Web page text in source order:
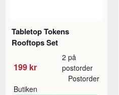
Tabletop Tokens
Rooftops Set
199 kr
2 på
postorder
Butiken
Postorder